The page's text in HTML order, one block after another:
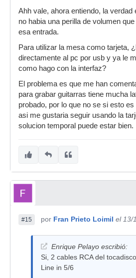
Ahh vale, ahora entiendo, la verdad
no habia una perilla de volumen
esa entrada.
Para utilizar la mesa como tarjeta,
directamente al pc por usb y ya le
como hago con la interfaz?
El problema es que me han
para grabar guitarras tiene mucha
probado, por lo que no se si esto
asi me gustaria seguir usando la
solucion temporal puede estar bien.
#15 por Fran Prieto Loimil el 13/
Enrique Pelayo escribió:
Si, 2 cables RCA del
Line in 5/6